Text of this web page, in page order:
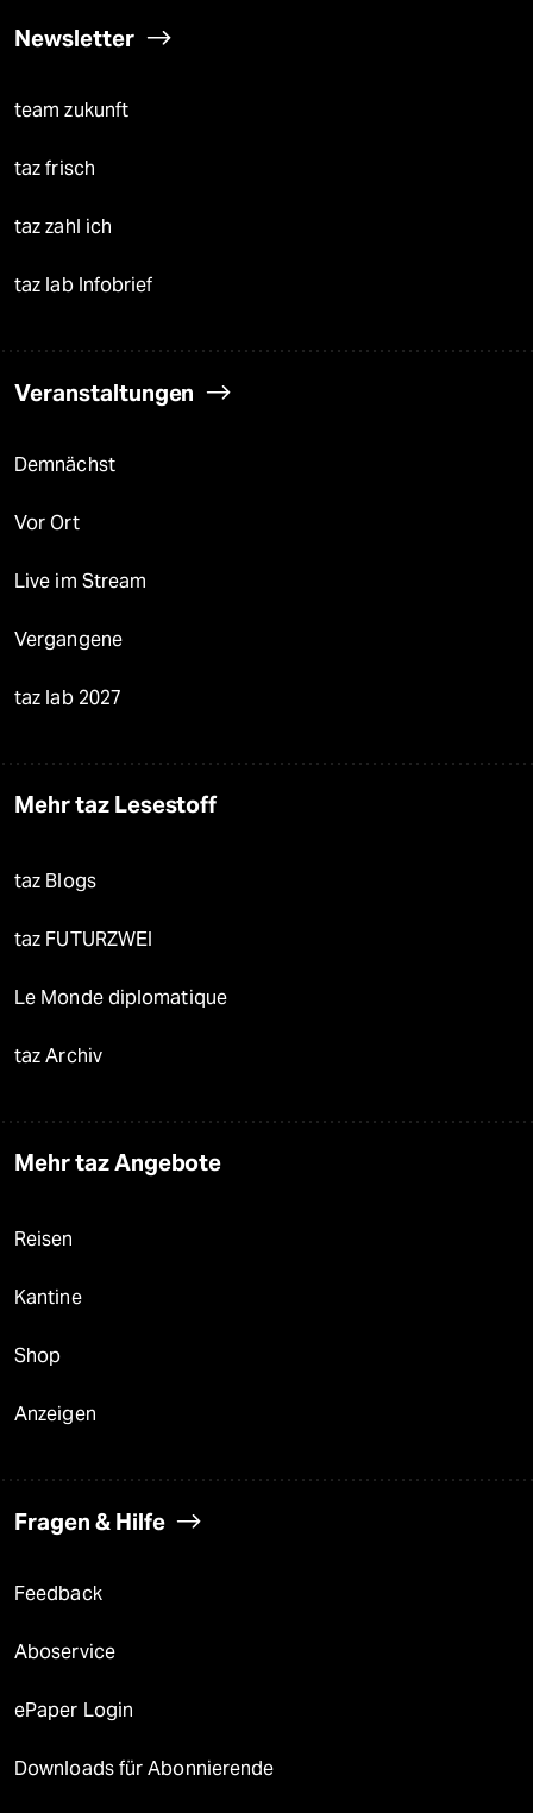
Newsletter
team zukunft
taz frisch
taz zahl ich
taz lab Infobrief
Veranstaltungen
Demnächst
Vor Ort
Live im Stream
Vergangene
taz lab 2027
Mehr taz Lesestoff
taz Blogs
taz FUTURZWEI
Le Monde diplomatique
taz Archiv
Mehr taz Angebote
Reisen
Kantine
Shop
Anzeigen
Fragen & Hilfe
Feedback
Aboservice
ePaper Login
Downloads für Abonnierende